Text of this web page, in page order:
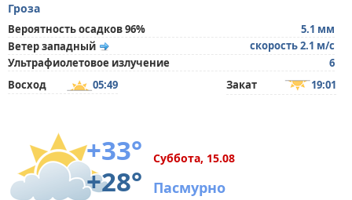
Гроза
Вероятность осадков 96%
5.1 мм
Ветер западный
скорость 2.1 м/с
Ультрафиолетовое излучение
6
Восход
05:49 Закат 19:01
+33°
+28°
Суббота, 15.08
Пасмурно